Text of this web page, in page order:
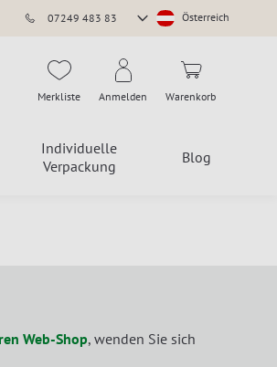
07249 483 83
Store
Österreich
Merkliste Anmelden Warenkorb
Individuelle
Verpackung
Blog
Web-Shop, wenden Sie sich